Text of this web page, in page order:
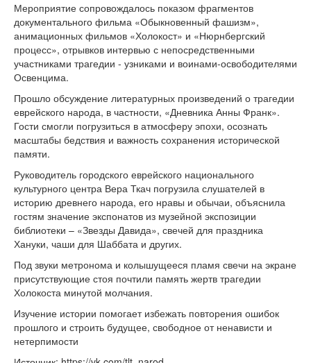
Мероприятие сопровождалось показом фрагментов
документального фильма «Обыкновенный фашизм»,
анимационных фильмов «Холокост» и «Нюрнбергский
процесс», отрывков интервью с непосредственными
участниками трагедии - узниками и воинами-освободителями
Освенцима.
Прошло обсуждение литературных произведений о трагедии
еврейского народа, в частности, «Дневника Анны Франк».
Гости смогли погрузиться в атмосферу эпохи, осознать
масштабы бедствия и важность сохранения исторической
памяти.
Руководитель городского еврейского национального
культурного центра Вера Ткач погрузила слушателей в
историю древнего народа, его нравы и обычаи, объяснила
гостям значение экспонатов из музейной экспозиции
библиотеки – «Звезды Давида», свечей для праздника
Хануки, чаши для Шаббата и других.
Под звуки метронома и колышущееся пламя свечи на экране
присутствующие стоя почтили память жертв трагедии
Холокоста минутой молчания.
Изучение истории помогает избежать повторения ошибок
прошлого и строить будущее, свободное от ненависти и
нетерпимости